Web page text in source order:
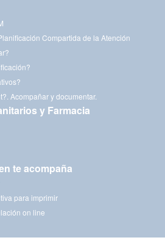
Compartida de la Atención
Acompañar y documentar.
y Farmacia
te acompaña
para imprimir
on line